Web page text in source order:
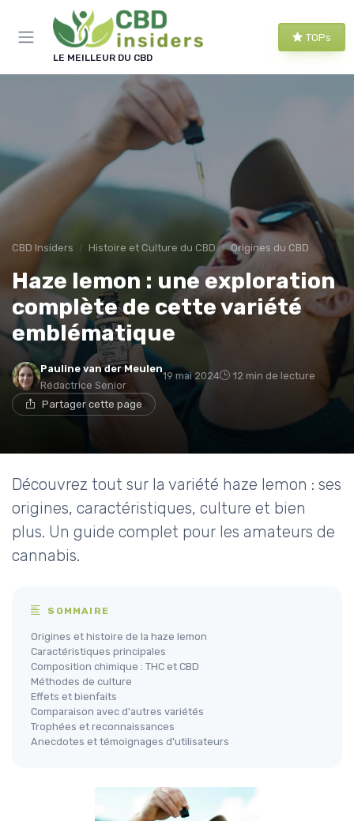
LE MEILLEUR DU CBD
TOPs
CBD Insiders Histoire et Culture du CBD Origines du CBD
Haze lemon : une exploration
complète de cette variété
emblématique
Pauline van der Meulen
Rédactrice Senior
19 mai 2024 12 min de lecture
Partager cette page
Découvrez tout sur la variété haze lemon : ses
origines, caractéristiques, culture et bien
plus. Un guide complet pour les amateurs de
cannabis.
SOMMAIRE
Origines et histoire de la haze lemon
Caractéristiques principales
Composition chimique : THC et CBD
Méthodes de culture
Effets et bienfaits
Comparaison avec d'autres variétés
Trophées et reconnaissances
Anecdotes et témoignages d'utilisateurs
Panneau de gestion des cookies